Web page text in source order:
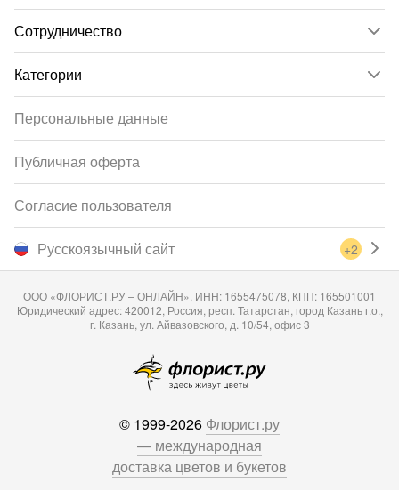
Сотрудничество
Категории
Русскоязычный сайт +2
Персональные данные
Публичная оферта
Согласие пользователя
ООО «ФЛОРИСТ.РУ – ОНЛАЙН», ИНН: 1655475078, КПП: 165501001
Юридический адрес: 420012, Россия, респ. Татарстан, город Казань г.о.,
г. Казань, ул. Айвазовского, д. 10/54, офис 3
© 1999-2026 Флорист.ру
— международная
доставка цветов и букетов